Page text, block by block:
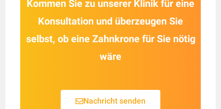
Kommen Sie zu unserer Klinik für eine
Konsultation und überzeugen Sie
selbst, ob eine Zahnkrone für Sie nötig
wäre
Nachricht senden